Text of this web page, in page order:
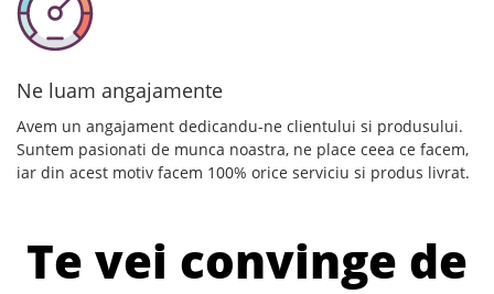
Ne luam angajamente
Avem un angajament dedicandu-ne clientului si produsului.
Suntem pasionati de munca noastra, ne place ceea ce facem,
iar din acest motiv facem 100% orice serviciu si produs livrat.
Te vei convinge de